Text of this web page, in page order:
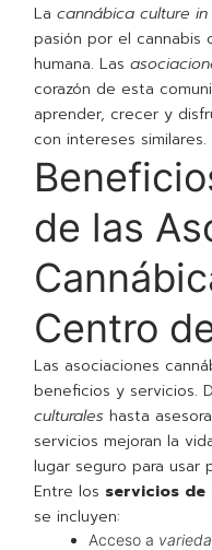
Lacannábica culture
pasión por el cannabis
humana. Las
corazón de esta
aprender, crecer y
con intereses similares.
de las
Centro
Las asociaciones
beneficios y servicios.
culturales hasta
servicios mejoran la
lugar seguro para usar
Entre los servicios de
se incluyen:
Acceso a